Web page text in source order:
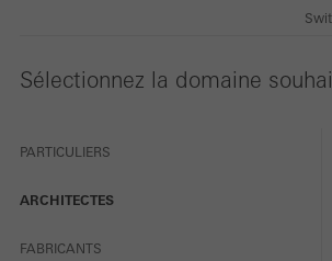
Sélectionnez la domaine
PARTICULIERS
ARCHITECTES
FABRICANTS